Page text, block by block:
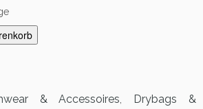
& Accessoires,
Drybags &